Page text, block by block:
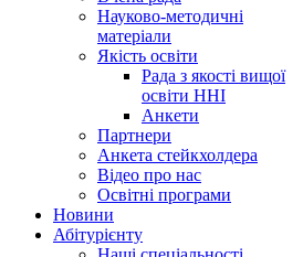
Науково-методичні
матеріали
Якість освіти
Рада з якості вищої
освіти ННІ
Анкети
Партнери
Анкета стейкхолдера
Відео про нас
Освітні програми
Hовини
Абітурієнту